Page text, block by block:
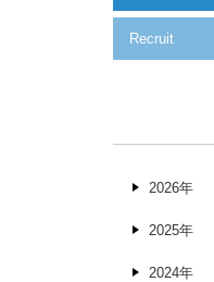
Recruit
2026年
2025年
2024年